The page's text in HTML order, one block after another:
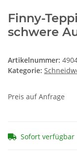
Finny-
schwere
Artikelnummer:
Kategorie:
Preis auf Anfrage
Sofort verfügbar